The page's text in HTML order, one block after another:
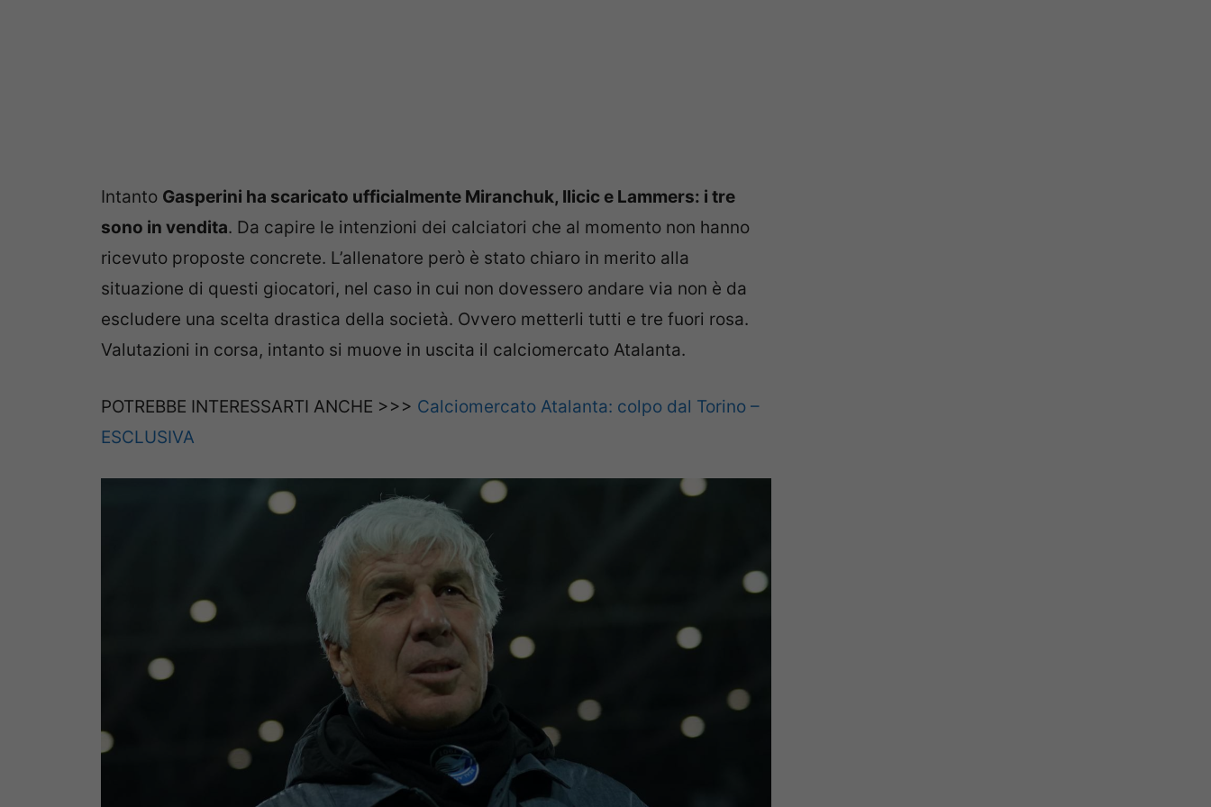
Intanto Gasperini ha scaricato ufficialmente Miranchuk, Ilicic e Lammers: i tre
sono in vendita. Da capire le intenzioni dei calciatori che al momento non hanno
ricevuto proposte concrete. L’allenatore però è stato chiaro in merito alla
situazione di questi giocatori, nel caso in cui non dovessero andare via non è da
escludere una scelta drastica della società. Ovvero metterli tutti e tre fuori rosa.
Valutazioni in corsa, intanto si muove in uscita il calciomercato Atalanta.
POTREBBE INTERESSARTI ANCHE >>> Calciomercato Atalanta: colpo dal Torino –
ESCLUSIVA